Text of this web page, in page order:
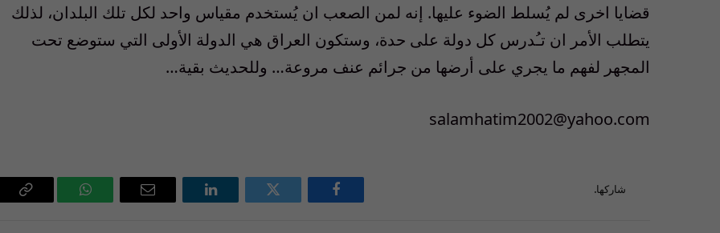
قضايا اخرى لم يُسلط الضوء عليها. إنه لمن الصعب ان يُستخدم مقياس واحد لكل تلك البلدان، لذلك
يتطلب الأمر ان تـُدرس كل دولة على حدة، وستكون العراق هي الدولة الأولى التي ستوضع تحت
المجهر لفهم ما يجري على أرضها من جرائم عنف مروعة… وللحديث بقية…
salamhatim2002@yahoo.com
شاركها.
فيسبوك تويتر لينكدإن
البريد
واتساب